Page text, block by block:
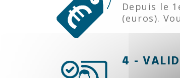
Depuis le
(euros).
4 -